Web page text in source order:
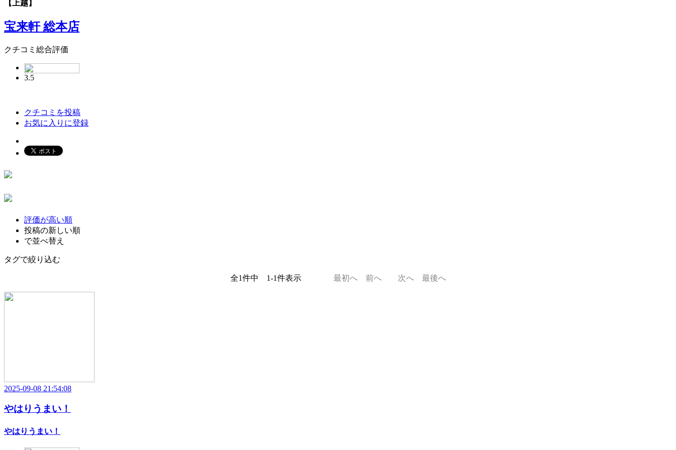
【上越】
宝来軒 総本店
クチコミ総合評価
3.5
クチコミを投稿
お気に入りに登録
評価が高い順
投稿の新しい順
で並べ替え
タグで絞り込む
全1件中 1-1件表示 最初へ 前へ 次へ 最後へ
2025-09-08 21:54:08
やはりうまい！
やはりうまい！